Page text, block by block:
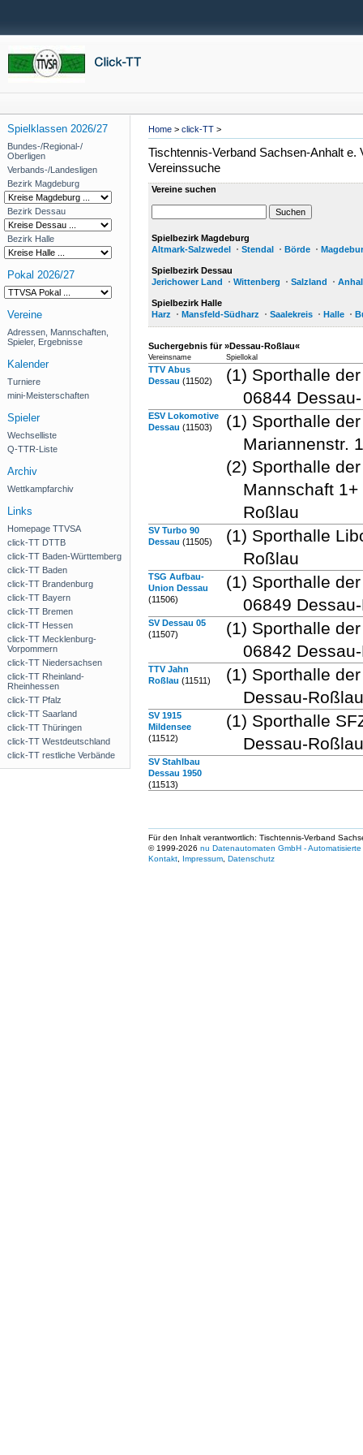
Home > click-TT >
Spielklassen 2026/27
Bundes-/Regional-/
Oberligen
Verbands-/Landesligen
Bezirk Magdeburg
Bezirk Dessau
Bezirk Halle
Pokal 2026/27
Vereine
Adressen, Mannschaften,
Spieler, Ergebnisse
Kalender
Turniere
mini-Meisterschaften
Spieler
Wechselliste
Q-TTR-Liste
Archiv
Wettkampfarchiv
Links
Homepage TTVSA
click-TT DTTB
click-TT Baden-Württemberg
click-TT Baden
click-TT Brandenburg
click-TT Bayern
click-TT Bremen
click-TT Hessen
click-TT Mecklenburg-
Vorpommern
click-TT Niedersachsen
click-TT Rheinland-
Rheinhessen
click-TT Pfalz
click-TT Saarland
click-TT Thüringen
click-TT Westdeutschland
click-TT restliche Verbände
Tischtennis-Verband Sachsen-Anhalt e.
Vereinssuche
Vereine suchen
Spielbezirk Magdeburg
Altmark-Salzwedel
Stendal Börde
Spielbezirk Dessau
Jerichower Land
Wittenberg Salzland
Spielbezirk Halle
Harz
Mansfeld-Südharz Saalekreis Halle
Suchergebnis für »Dessau-Roßlau«
Vereinsname Spiellokal
TTV Abus
Dessau (11502)
(1) Sporthalle
06844
ESV Lokomotive
Dessau (11503)
(1) Sporthalle
Mariannenstr.
(2) Sporthalle
Mannschaft
Roßlau
SV Turbo 90
Dessau (11505)
(1) Sporthalle
Roßlau
TSG Aufbau-
Union Dessau
(11506)
(1) Sporthalle
06849
SV Dessau 05
(11507)
(1) Sporthalle
06842
TTV Jahn
Roßlau (11511)
(1) Sporthalle
Dessau-
SV 1915
Mildensee
(11512)
(1) Sporthalle
Dessau-
SV Stahlbau
Dessau 1950
(11513)
Für den Inhalt verantwortlich: Tischtennis-Verband
© 1999-2026 nu Datenautomaten GmbH -
Kontakt
Impressum Datenschutz